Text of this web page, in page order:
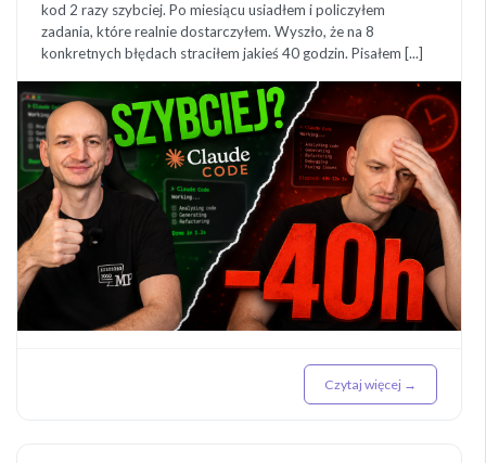
kod 2 razy szybciej. Po miesiącu usiadłem i policzyłem
zadania, które realnie dostarczyłem. Wyszło, że na 8
konkretnych błędach straciłem jakieś 40 godzin. Pisałem [...]
Czytaj więcej →